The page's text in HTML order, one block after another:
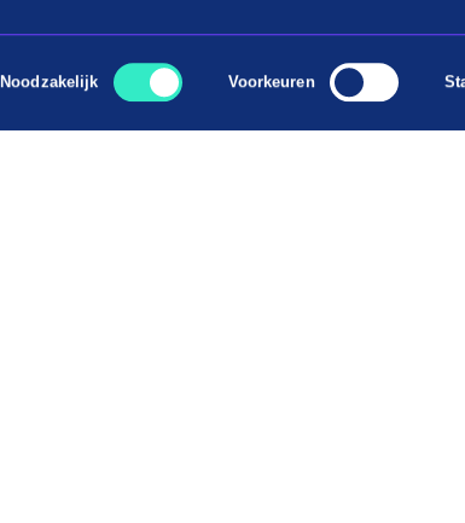
Toestemmingsselectie
Noodzakelijk Voorkeuren